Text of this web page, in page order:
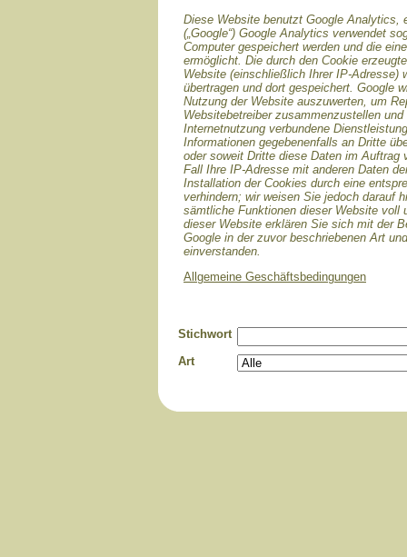
Diese Website benutzt Google Analytics,
(„Google“) Google Analytics verwendet
Computer gespeichert werden und die
ermöglicht. Die durch den Cookie
Website (einschließlich Ihrer IP-Adresse)
übertragen und dort gespeichert. Google
Nutzung der Website auszuwerten, um
Websitebetreiber zusammenzustellen
Internetnutzung verbundene
Informationen gegebenenfalls an Dritte
oder soweit Dritte diese Daten im Auftrag
Fall Ihre IP-Adresse mit anderen Daten
Installation der Cookies durch eine
verhindern; wir weisen Sie jedoch darauf
sämtliche Funktionen dieser Website voll
dieser Website erklären Sie sich mit der
Google in der zuvor beschriebenen Art
einverstanden.
Allgemeine Geschäftsbedingungen
Stichwort
Art